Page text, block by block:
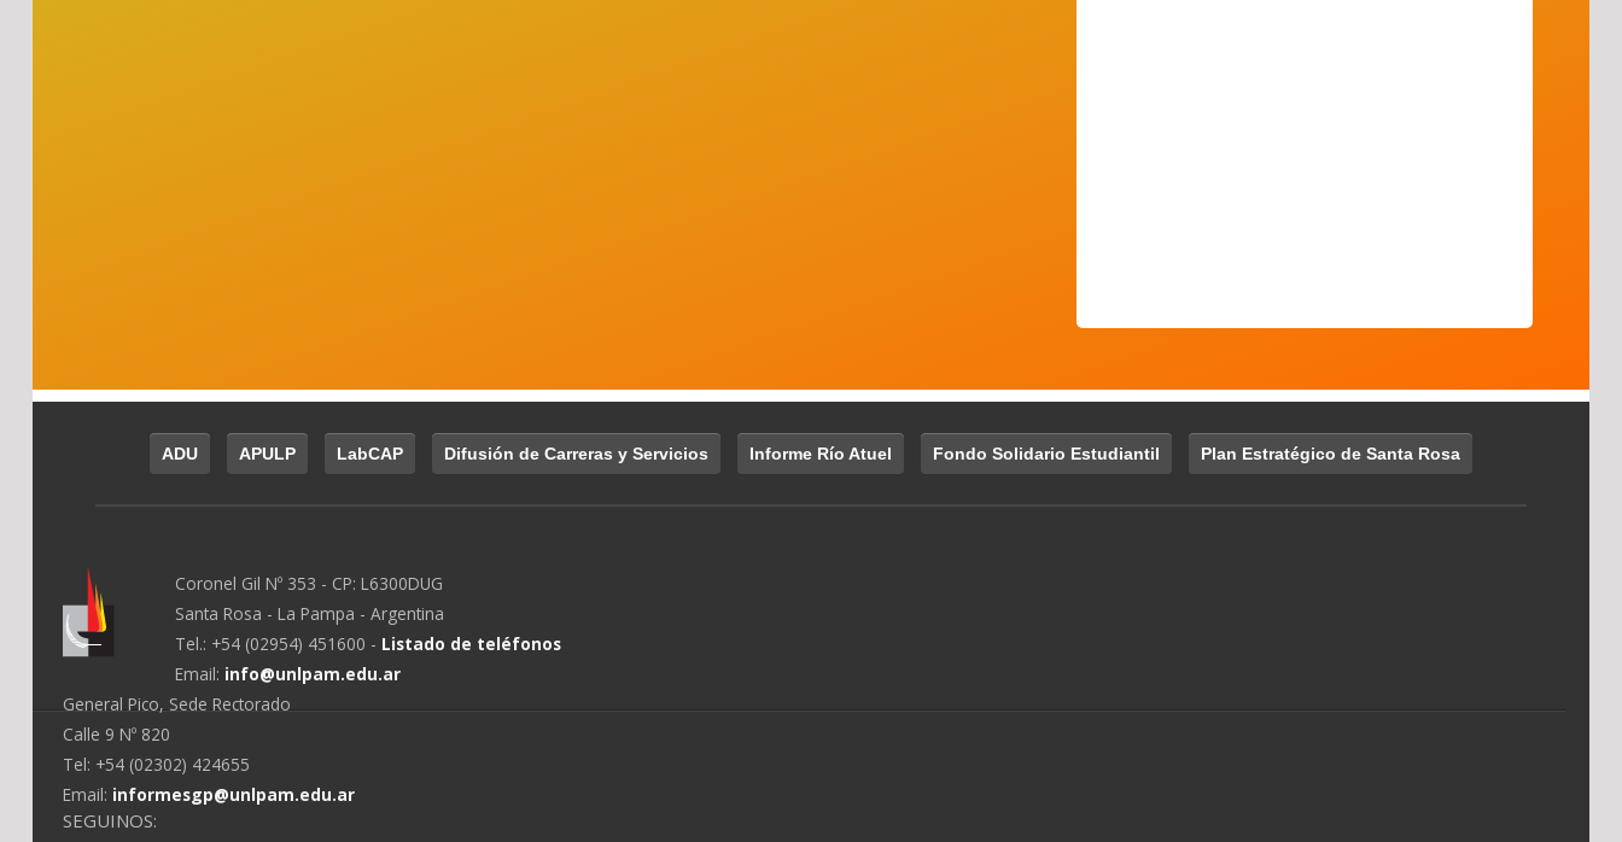
ADU APULP LabCAP Difusión de Carreras y Servicios Informe Río Atuel Fondo Solidario Estudiantil Plan Estratégico de Santa Rosa
Coronel Gil Nº 353 - CP: L6300DUG
Santa Rosa - La Pampa - Argentina
Tel.: +54 (02954) 451600 - Listado de teléfonos
Email: info@unlpam.edu.ar
General Pico, Sede Rectorado
Calle 9 Nº 820
Tel: +54 (02302) 424655
Email: informesgp@unlpam.edu.ar
SEGUINOS: